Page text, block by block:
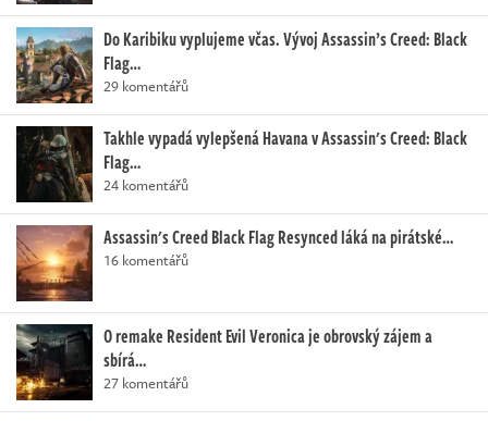
Do Karibiku vyplujeme včas. Vývoj Assassin’s Creed: Black
Flag…
29 komentářů
Takhle vypadá vylepšená Havana v Assassin's Creed: Black
Flag…
24 komentářů
Assassin's Creed Black Flag Resynced láká na pirátské…
16 komentářů
O remake Resident Evil Veronica je obrovský zájem a
sbírá…
27 komentářů